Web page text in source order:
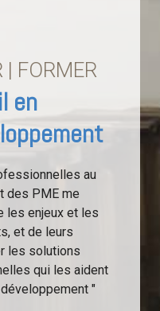
| FORMER
en
au
des PME me
les enjeux et les
et de leurs
les solutions
qui les aident
"